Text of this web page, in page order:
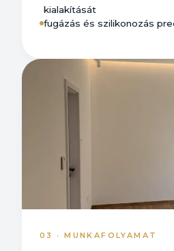
kialakítását
fugázás és szilikonozás
03 · MUNKAFOLYAMAT